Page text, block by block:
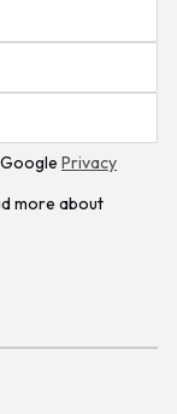
Privacy
more about